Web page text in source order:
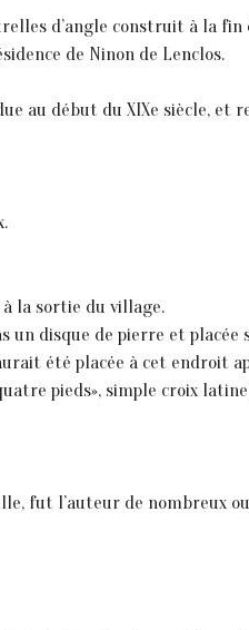
d’angle construit à la fin
de Ninon de Lenclos.
au début du XIXe siècle, et
la sortie du village.
disque de pierre et
été placée à cet endroit
pieds», simple croix
fut l’auteur de nombreux